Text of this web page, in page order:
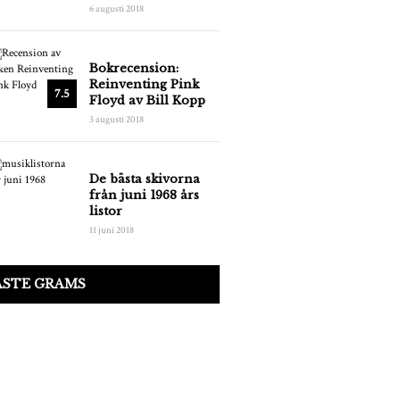
6 augusti 2018
7.5
Bokrecension:
Reinventing Pink
Floyd av Bill Kopp
3 augusti 2018
De bästa skivorna
från juni 1968 års
listor
11 juni 2018
GRAMS